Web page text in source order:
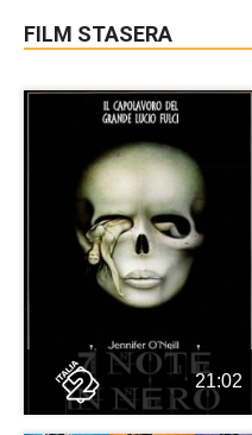
FILM STASERA
21:02